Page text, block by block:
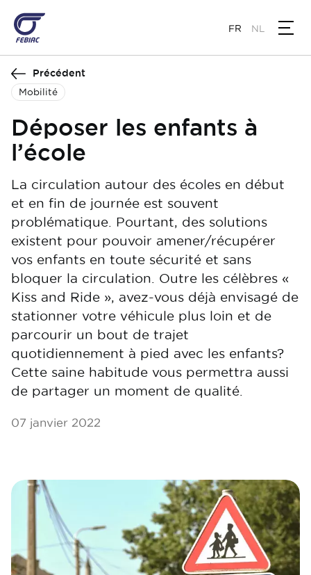
contenu
principal
FR NL
Précédent
Mobilité
Déposer les enfants à
l’école
La circulation autour des écoles en début
et en fin de journée est souvent
problématique. Pourtant, des solutions
existent pour pouvoir amener/récupérer
vos enfants en toute sécurité et sans
bloquer la circulation. Outre les célèbres «
Kiss and Ride », avez-vous déjà envisagé de
stationner votre véhicule plus loin et de
parcourir un bout de trajet
quotidiennement à pied avec les enfants?
Cette saine habitude vous permettra aussi
de partager un moment de qualité.
07 janvier 2022